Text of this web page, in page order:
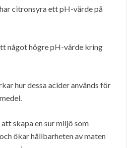
citronsyra ett pH-värde på
något högre pH-värde kring
hur dessa acider används för
skapa en sur miljö som
ökar hållbarheten av maten